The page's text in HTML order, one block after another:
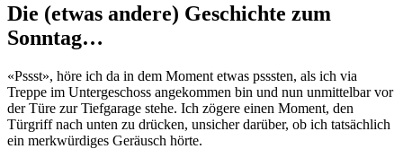
Die (etwas andere) Geschichte zum
Sonntag…
«Pssst», höre ich da in dem Moment etwas psssten, als ich via
Treppe im Untergeschoss angekommen bin und nun unmittelbar vor
der Türe zur Tiefgarage stehe. Ich zögere einen Moment, den
Türgriff nach unten zu drücken, unsicher darüber, ob ich tatsächlich
ein merkwürdiges Geräusch hörte.